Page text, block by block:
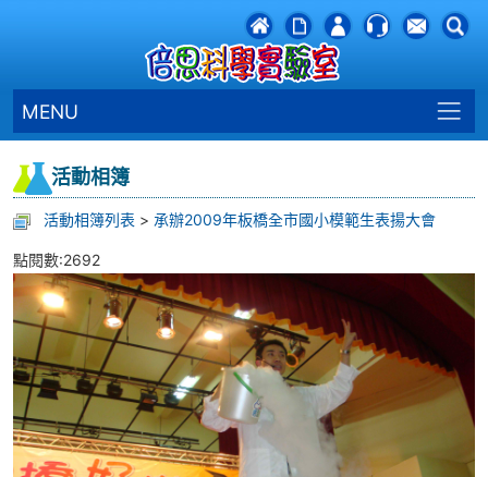
MENU
活動相簿
活動相簿列表 > 承辦2009年板橋全市國小模範生表揚大會
點閱數:2692